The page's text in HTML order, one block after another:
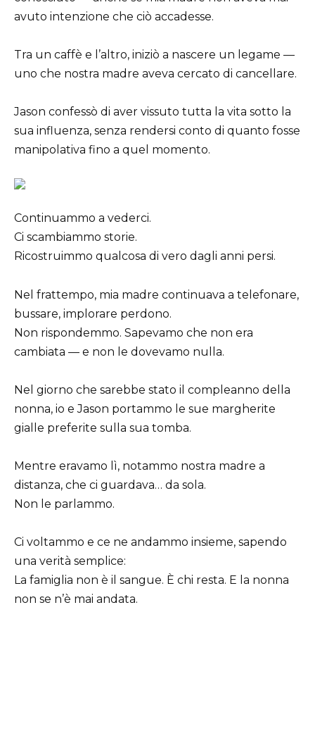
avuto intenzione che ciò accadesse.
Tra un caffè e l’altro, iniziò a nascere un legame —
uno che nostra madre aveva cercato di cancellare.
Jason confessò di aver vissuto tutta la vita sotto la
sua influenza, senza rendersi conto di quanto fosse
manipolativa fino a quel momento.
Continuammo a vederci.
Ci scambiammo storie.
Ricostruimmo qualcosa di vero dagli anni persi.
Nel frattempo, mia madre continuava a telefonare,
bussare, implorare perdono.
Non rispondemmo. Sapevamo che non era
cambiata — e non le dovevamo nulla.
Nel giorno che sarebbe stato il compleanno della
nonna, io e Jason portammo le sue margherite
gialle preferite sulla sua tomba.
Mentre eravamo lì, notammo nostra madre a
distanza, che ci guardava… da sola.
Non le parlammo.
Ci voltammo e ce ne andammo insieme, sapendo
una verità semplice:
La famiglia non è il sangue. È chi resta. E la nonna
non se n’è mai andata.